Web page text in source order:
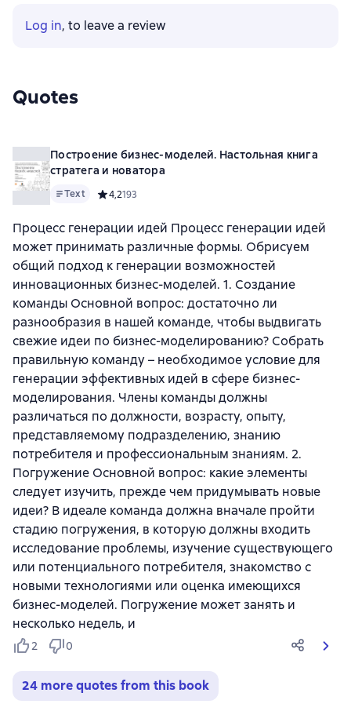
Log in, to leave a review
Quotes
Построение бизнес-моделей. Настольная книга
стратега и новатора
Text Средний рейтинг 4,2 на основе 193 оценок
4,2193
Процесс генерации идей Процесс генерации идей
может принимать различные формы. Обрисуем
общий подход к генерации возможностей
инновационных бизнес-моделей. 1. Создание
команды Основной вопрос: достаточно ли
разнообразия в нашей команде, чтобы выдвигать
свежие идеи по бизнес-моделированию? Собрать
правильную команду – необходимое условие для
генерации эффективных идей в сфере бизнес-
моделирования. Члены команды должны
различаться по должности, возрасту, опыту,
представляемому подразделению, знанию
потребителя и профессиональным знаниям. 2.
Погружение Основной вопрос: какие элементы
следует изучить, прежде чем придумывать новые
идеи? В идеале команда должна вначале пройти
стадию погружения, в которую должны входить
исследование проблемы, изучение существующего
или потенциального потребителя, знакомство с
новыми технологиями или оценка имеющихся
бизнес-моделей. Погружение может занять и
несколько недель, и
2 0
24 more quotes from this book